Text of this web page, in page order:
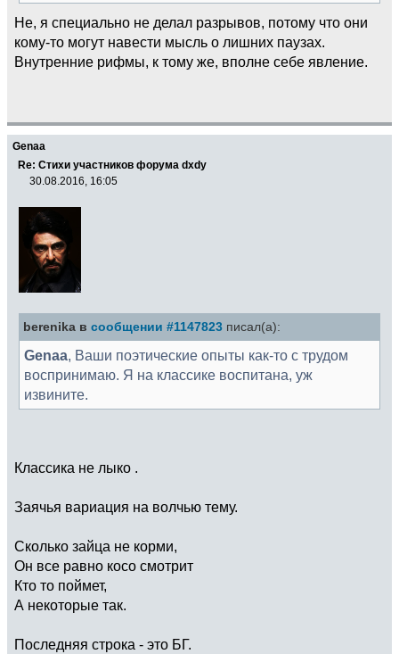
Не, я специально не делал разрывов, потому что они
кому-то могут навести мысль о лишних паузах.
Внутренние рифмы, к тому же, вполне себе явление.
Genaa
Re: Стихи участников форума dxdy
30.08.2016, 16:05
berenika в сообщении #1147823 писал(а):
Genaa, Ваши поэтические опыты как-то с трудом
воспринимаю. Я на классике воспитана, уж
извините.
Классика не лыко .
Заячья вариация на волчью тему.
Сколько зайца не корми,
Он все равно косо смотрит
Кто то поймет,
А некоторые так.
Последняя строка - это БГ.